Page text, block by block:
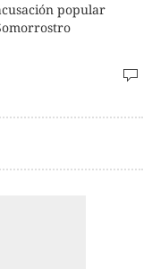
popular